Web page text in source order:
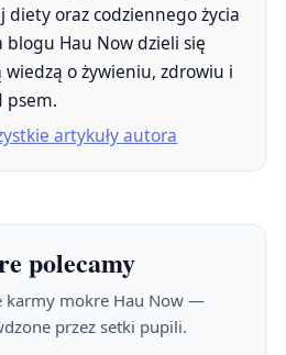
diety oraz codziennego życia
blogu Hau Now dzieli się
wiedzą o żywieniu, zdrowiu i
psem.
artykuły autora
polecamy
karmy mokre Hau Now —
przez setki pupili.